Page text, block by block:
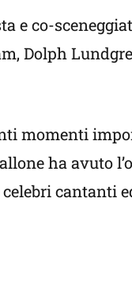
e co-
Dolph
momenti
ha avuto
cantanti